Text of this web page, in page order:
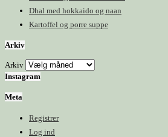
Dhal med hokkaido og naan
Kartoffel og porre suppe
Arkiv
Arkiv
Instagram
Meta
Registrer
Log ind